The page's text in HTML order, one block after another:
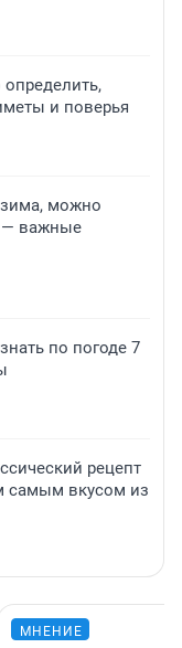
и поверья
можно
— важные
по погоде 7
рецепт
самым вкусом из
МНЕНИЕ